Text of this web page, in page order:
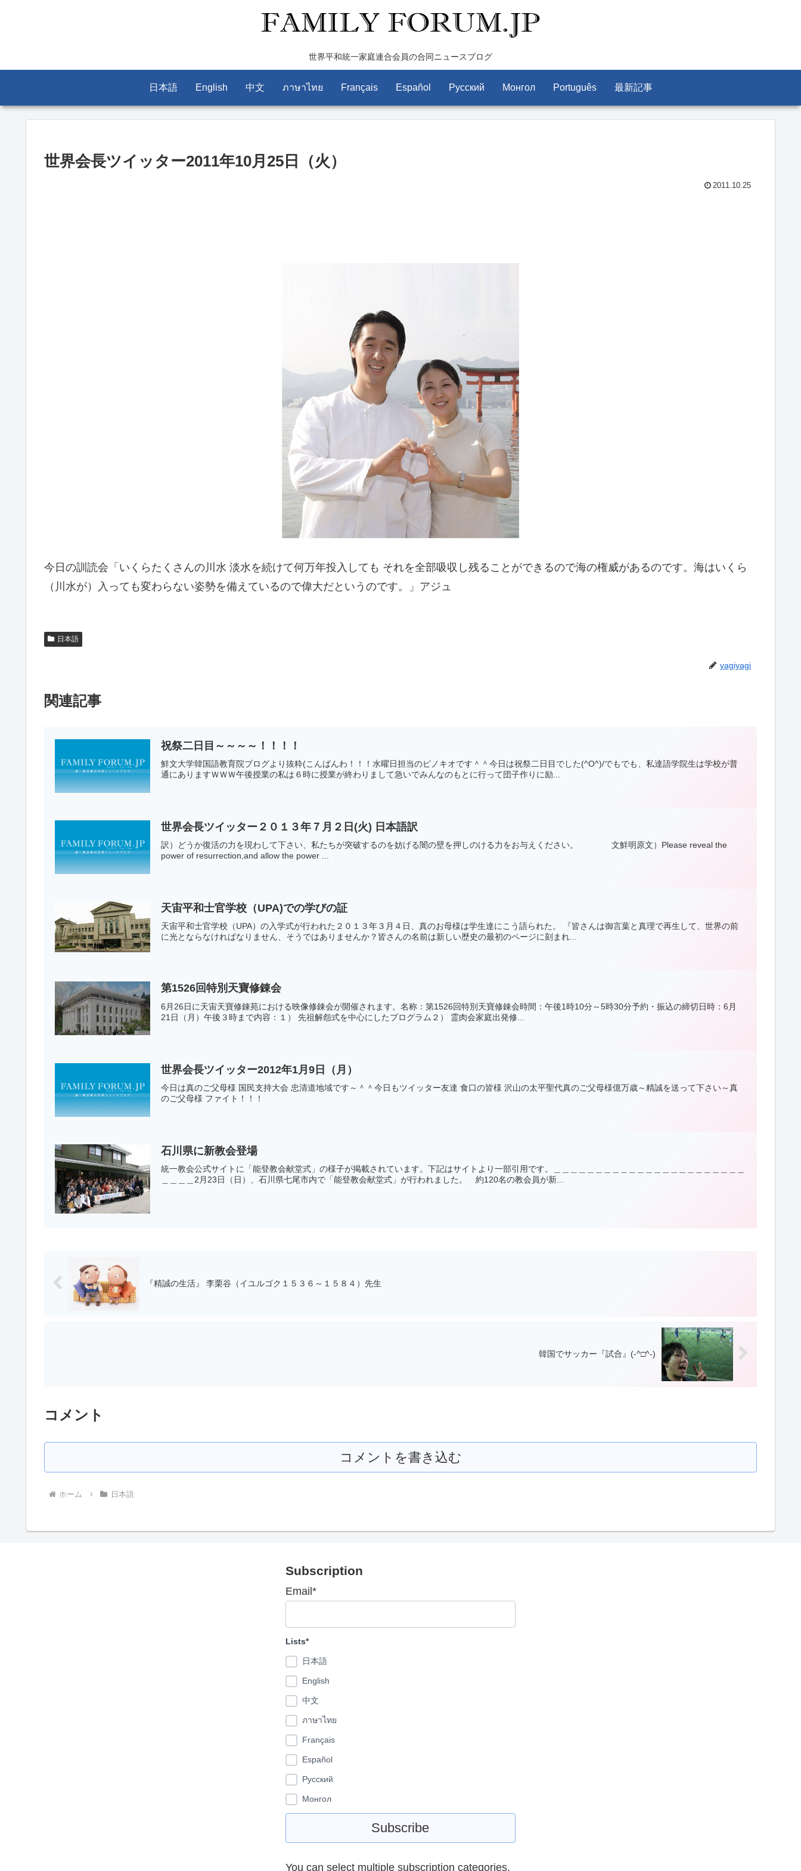
世界平和統一家庭連合会員の合同ニュースブログ
日本語 English 中文 ภาษาไทย Français Español Pусский Монгол Português 最新記事
世界会長ツイッター2011年10月25日（火）
2011.10.25
今日の訓読会「いくらたくさんの川水 淡水を続けて何万年投入しても それを全部吸収し残ることができるので海の権威があるのです。海はいくら
（川水が）入っても変わらない姿勢を備えているので偉大だというのです。」アジュ
日本語
yagiyagi
関連記事
祝祭二日目～～～～！！！！
鮮文大学韓国語教育院ブログより抜粋(こんばんわ！！！水曜日担当のピノキオです＾＾今日は祝祭二日目でした(^O^)/でもでも、私達語学院生は学校が普
通にありますＷＷＷ午後授業の私は６時に授業が終わりまして急いでみんなのもとに行って団子作りに励...
世界会長ツイッター２０１３年７月２日(火) 日本語訳
訳）どうか復活の力を現わして下さい、私たちが突破するのを妨げる闇の壁を押しのける力をお与えください。 文鮮明原文）Please reveal the
power of resurrection,and allow the power ...
天宙平和士官学校（UPA)での学びの証
天宙平和士官学校（UPA）の入学式が行われた２０１３年３月４日、真のお母様は学生達にこう語られた。 『皆さんは御言葉と真理で再生して、世界の前
に光とならなければなりません、そうではありませんか？皆さんの名前は新しい歴史の最初のページに刻まれ...
第1526回特別天寶修錬会
6月26日に天宙天寶修錬苑における映像修錬会が開催されます。名称：第1526回特別天寶修錬会時間：午後1時10分～5時30分予約・振込の締切日時：6月
21日（月）午後３時まで内容：１） 先祖解怨式を中心にしたプログラム２） 霊肉会家庭出発修...
世界会長ツイッター2012年1月9日（月）
今日は真のご父母様 国民支持大会 忠清道地域です～＾＾今日もツイッター友達 食口の皆様 沢山の太平聖代真のご父母様億万歳～精誠を送って下さい～真
のご父母様 ファイト！！！
石川県に新教会登場
統一教会公式サイトに「能登教会献堂式」の様子が掲載されています。下記はサイトより一部引用です。＿＿＿＿＿＿＿＿＿＿＿＿＿＿＿＿＿＿＿＿＿＿＿
＿＿＿＿2月23日（日）、石川県七尾市内で「能登教会献堂式」が行われました。 約120名の教会員が新...
『精誠の生活』 李栗谷（イユルゴク１５３６～１５８４）先生
韓国でサッカー『試合』(-^□^-)
コメント
コメントを書き込む
ホーム 日本語
Subscription
Email*
Lists*
日本語
English
中文
ภาษาไทย
Français
Español
Pусский
Монгол
You can select multiple subscription categories,